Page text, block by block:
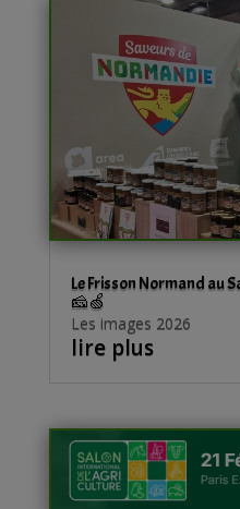
Le Frisson Normand au
🧀🍏
Les images 2026
lire plus